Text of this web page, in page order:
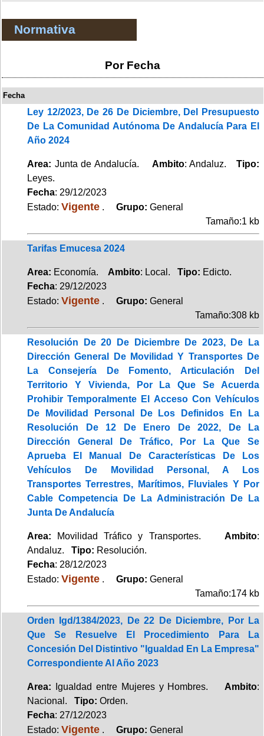
Normativa
Por Fecha
Fecha
Ley 12/2023, De 26 De Diciembre, Del Presupuesto
De La Comunidad Autónoma De Andalucía Para El
Año 2024
Area: Junta de Andalucía. Ambito: Andaluz.Tipo:
Leyes.
Fecha: 29/12/2023
Estado: Vigente . Grupo: General
Tamaño:1 kb
Tarifas Emucesa 2024
Area: Economía. Ambito: Local. Tipo: Edicto.
Fecha: 29/12/2023
Estado: Vigente . Grupo: General
Tamaño:308 kb
Resolución De 20 De Diciembre De 2023, De La
Dirección General De Movilidad Y Transportes De
La Consejería De Fomento, Articulación Del
Territorio Y Vivienda, Por La Que Se Acuerda
Prohibir Temporalmente El Acceso Con Vehículos
De Movilidad Personal De Los Definidos En La
Resolución De 12 De Enero De 2022, De La
Dirección General De Tráfico, Por La Que Se
Aprueba El Manual De Características De Los
Vehículos De Movilidad Personal, A Los
Transportes Terrestres, Marítimos, Fluviales Y Por
Cable Competencia De La Administración De La
Junta De Andalucía
Area: Movilidad Tráfico y Transportes. Ambito:
Andaluz. Tipo: Resolución.
Fecha: 28/12/2023
Estado: Vigente . Grupo: General
Tamaño:174 kb
Orden Igd/1384/2023, De 22 De Diciembre, Por La
Que Se Resuelve El Procedimiento Para La
Concesión Del Distintivo "Igualdad En La Empresa"
Correspondiente Al Año 2023
Area: Igualdad entre Mujeres y Hombres. Ambito:
Nacional. Tipo: Orden.
Fecha: 27/12/2023
Estado: Vigente . Grupo: General